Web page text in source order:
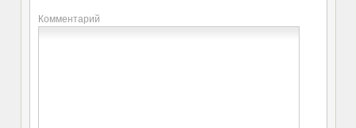
Комментарий